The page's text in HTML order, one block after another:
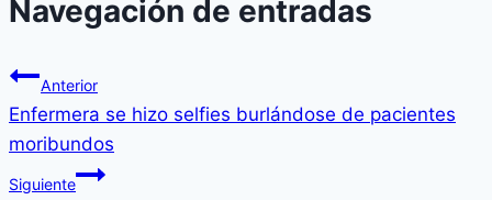
Navegación de entradas
Anterior
Enfermera se hizo selfies burlándose de pacientes
moribundos
Siguiente